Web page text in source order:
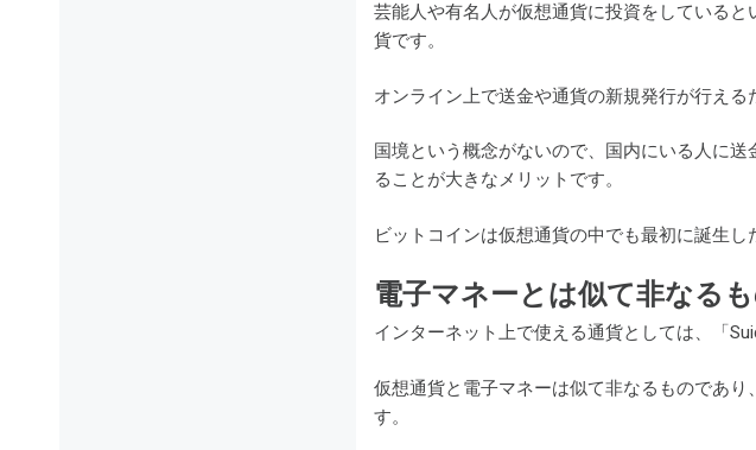
芸能人や有名人が仮想通貨に投資をしている
貨です。
オンライン上で送金や通貨の新規発行が行え
国境という概念がないので、国内にいる人に
ることが大きなメリットです。
ビットコインは仮想通貨の中でも最初に誕生
電子マネーとは似て非なる
インターネット上で使える通貨としては、「
仮想通貨と電子マネーは似て非なるものであ
す。